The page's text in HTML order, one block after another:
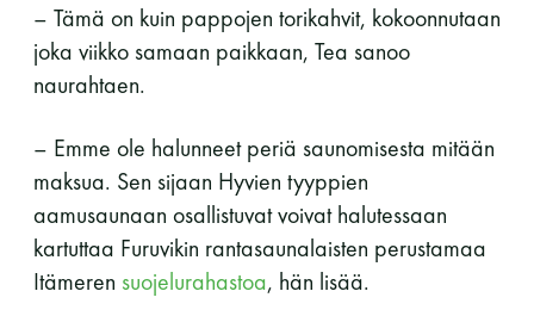
– Tämä on kuin pappojen torikahvit, kokoonnutaan
joka viikko samaan paikkaan, Tea sanoo
naurahtaen.
– Emme ole halunneet periä saunomisesta mitään
maksua. Sen sijaan Hyvien tyyppien
aamusaunaan osallistuvat voivat halutessaan
kartuttaa Furuvikin rantasaunalaisten perustamaa
Itämeren suojelurahastoa, hän lisää.